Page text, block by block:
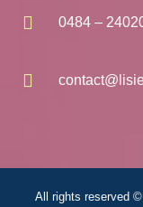
0484 –
All rights reserved